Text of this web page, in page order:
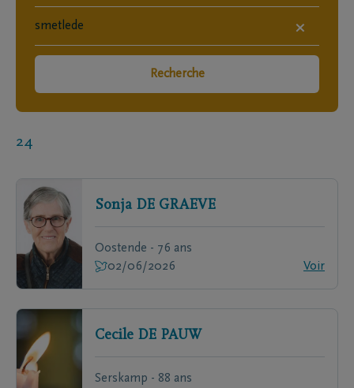
×
Recherche
24
Sonja DE GRAEVE
Oostende - 76 ans
02/06/2026
Voir
Cecile DE PAUW
Serskamp - 88 ans